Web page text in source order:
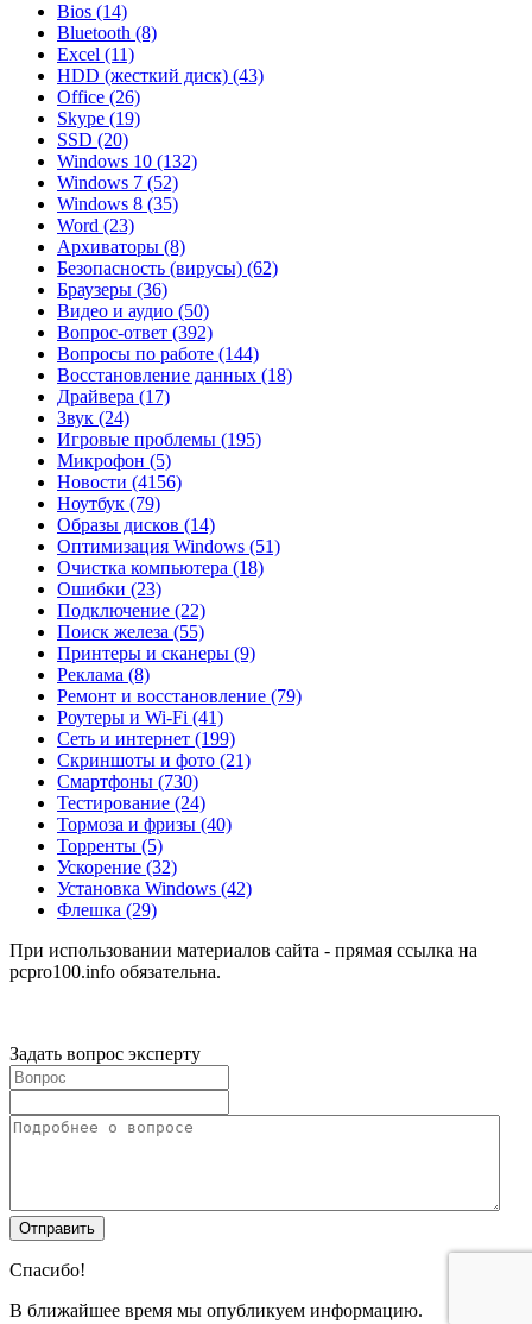
Bios (14)
Bluetooth (8)
Excel (11)
HDD (жесткий диск) (43)
Office (26)
Skype (19)
SSD (20)
Windows 10 (132)
Windows 7 (52)
Windows 8 (35)
Word (23)
Архиваторы (8)
Безопасность (вирусы) (62)
Браузеры (36)
Видео и аудио (50)
Вопрос-ответ (392)
Вопросы по работе (144)
Восстановление данных (18)
Драйвера (17)
Звук (24)
Игровые проблемы (195)
Микрофон (5)
Новости (4156)
Ноутбук (79)
Образы дисков (14)
Оптимизация Windows (51)
Очистка компьютера (18)
Ошибки (23)
Подключение (22)
Поиск железа (55)
Принтеры и сканеры (9)
Реклама (8)
Ремонт и восстановление (79)
Роутеры и Wi-Fi (41)
Сеть и интернет (199)
Скриншоты и фото (21)
Смартфоны (730)
Тестирование (24)
Тормоза и фризы (40)
Торренты (5)
Ускорение (32)
Установка Windows (42)
Флешка (29)
При использовании материалов сайта - прямая ссылка на
pcpro100.info обязательна.
Задать вопрос эксперту
Спасибо!
В ближайшее время мы опубликуем информацию.